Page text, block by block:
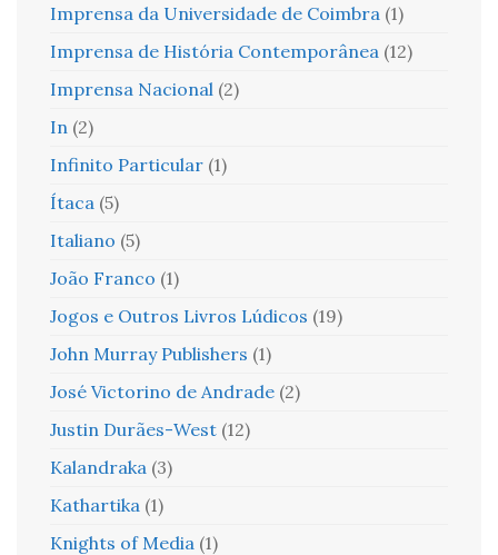
Imprensa da Universidade de Coimbra (1)
Imprensa de História Contemporânea (12)
Imprensa Nacional (2)
In (2)
Infinito Particular (1)
Ítaca (5)
Italiano (5)
João Franco (1)
Jogos e Outros Livros Lúdicos (19)
John Murray Publishers (1)
José Victorino de Andrade (2)
Justin Durães-West (12)
Kalandraka (3)
Kathartika (1)
Knights of Media (1)